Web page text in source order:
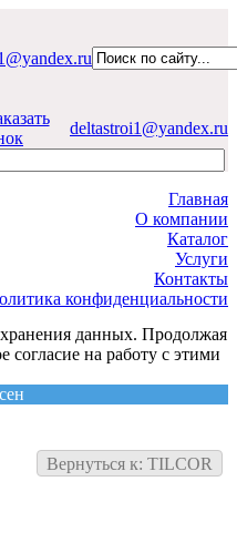
deltastroi1@yandex.ru
Главная
О компании
Каталог
Услуги
Контакты
конфиденциальности
данных. Продолжая
согласие на работу с этими
Вернуться к: TILCOR